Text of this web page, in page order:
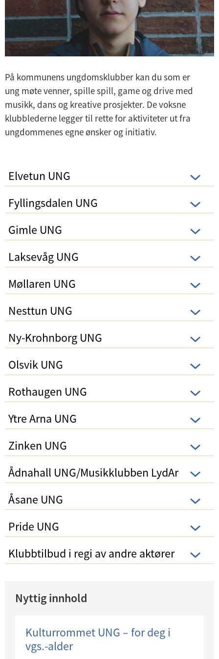
På kommunens ungdomsklubber kan du som er
ung møte venner, spille spill, game og drive med
musikk, dans og kreative prosjekter. De voksne
klubblederne legger til rette for aktiviteter ut fra
ungdommenes egne ønsker og initiativ.
Elvetun UNG
Fyllingsdalen UNG
Gimle UNG
Laksevåg UNG
Møllaren UNG
Nesttun UNG
Ny-Krohnborg UNG
Olsvik UNG
Rothaugen UNG
Ytre Arna UNG
Zinken UNG
Ådnahall UNG/Musikklubben LydAr
Åsane UNG
Pride UNG
Klubbtilbud i regi av andre aktører
Nyttig innhold
Kulturrommet UNG – for deg i
vgs.-alder